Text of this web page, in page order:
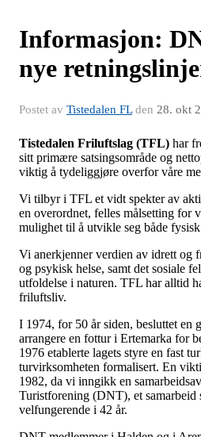
Informasjon:
nye
Postet av Tistedalen FLden 28. okt
Tistedalen Friluftslag (TFL) har
sitt primære satsingsområde og
viktig å tydeliggjøre overfor våre
Vi tilbyr i TFL et vidt spekter av
en overordnet, felles målsetting for
mulighet til å utvikle seg både
Vi anerkjenner verdien av idrett og
og psykisk helse, samt det sosiale
utfoldelse i naturen. TFL har alltid
friluftsliv.
I 1974, for 50 år siden, besluttet en
arrangere en fottur i Ertemarka for
1976 etablerte lagets styre en fast
turvirksomheten formalisert. En
1982, da vi inngikk en
Turistforening (DNT), et
velfungerende i 42 år.